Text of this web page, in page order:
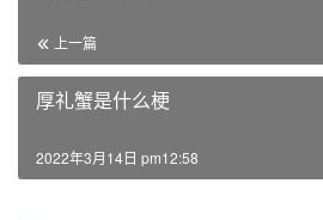
上一篇
厚礼蟹是什么梗
2022年3月14日 pm12:58